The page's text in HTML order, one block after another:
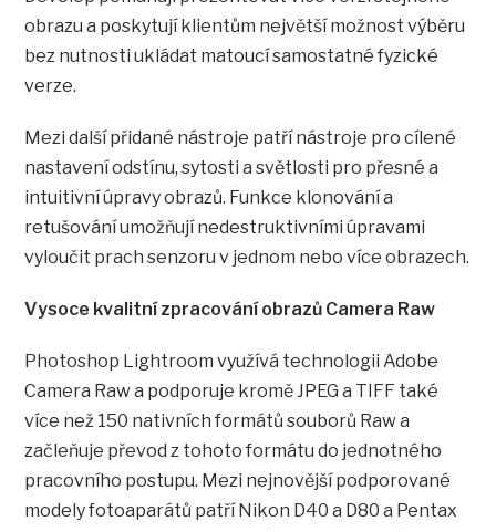
obrazu a poskytují klientům největší možnost výběru
bez nutnosti ukládat matoucí samostatné fyzické
verze.
Mezi další přidané nástroje patří nástroje pro cílené
nastavení odstínu, sytosti a světlosti pro přesné a
intuitivní úpravy obrazů. Funkce klonování a
retušování umožňují nedestruktivními úpravami
vyloučit prach senzoru v jednom nebo více obrazech.
Vysoce kvalitní zpracování obrazů Camera Raw
Photoshop Lightroom využívá technologii Adobe
Camera Raw a podporuje kromě JPEG a TIFF také
více než 150 nativních formátů souborů Raw a
začleňuje převod z tohoto formátu do jednotného
pracovního postupu. Mezi nejnovější podporované
modely fotoaparátů patří Nikon D40 a D80 a Pentax